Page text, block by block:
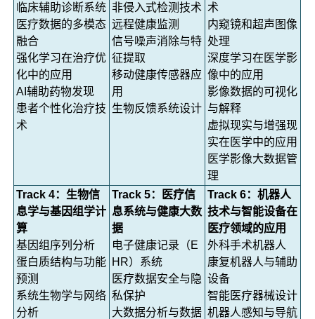
临床辅助诊断系统
医疗数据的多模态
融合
强化学习在治疗优
化中的应用
AI辅助药物发现
患者个性化治疗技
术
非侵入式检测技术
远程健康监测
信号噪声消除与特
征提取
移动健康传感器应
用
生物反馈系统设计
术
内窥镜和超声图像
处理
深度学习在医学影
像中的应用
影像数据的可视化
与解释
虚拟现实与增强现
实在医学中的应用
医学影像大数据管
理
Track 4：生物信
息学与基因组学计
算
基因组序列分析
蛋白质结构与功能
预测
系统生物学与网络
分析
Track 5：医疗信
息系统与健康大数
据
电子健康记录（E
HR）系统
医疗数据安全与隐
私保护
大数据分析与数据
Track 6：机器人
技术与智能设备在
医疗领域的应用
外科手术机器人
康复机器人与辅助
设备
智能医疗器械设计
机器人感知与导航